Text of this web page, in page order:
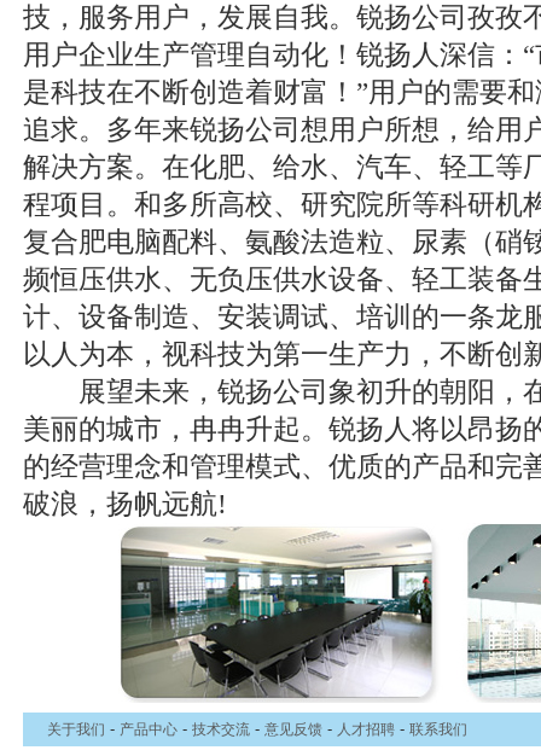
技，服务用户，发展自我。锐扬公司孜孜
用户企业生产管理自动化！锐扬人深信：
是科技在不断创造着财富！”用户的需要
追求。多年来锐扬公司想用户所想，给用
解决方案。在化肥、给水、汽车、轻工等
程项目。和多所高校、研究院所等科研机
复合肥电脑配料、氨酸法造粒、尿素（硝
频恒压供水、无负压供水设备、轻工装备
计、设备制造、安装调试、培训的一条龙
以人为本，视科技为第一生产力，不断创
展望未来，锐扬公司象初升的朝阳，
美丽的城市，冉冉升起。锐扬人将以昂扬
的经营理念和管理模式、优质的产品和完
破浪，扬帆远航!
关于我们 - 产品中心 - 技术交流 - 意见反馈 - 人才招聘 - 联系我们